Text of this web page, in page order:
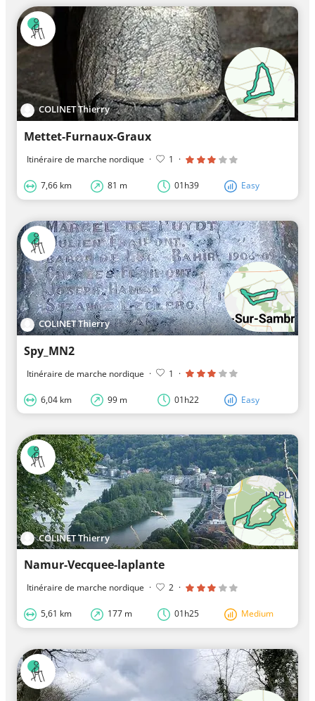
COLINET Thierry
Mettet-Furnaux-Graux
Itinéraire de marche nordique · 1 ·
7,66 km 81 m 01h39 Easy
COLINET Thierry
Spy_MN2
Itinéraire de marche nordique · 1 ·
6,04 km 99 m 01h22 Easy
COLINET Thierry
Namur-Vecquee-laplante
Itinéraire de marche nordique · 2 ·
5,61 km 177 m 01h25 Medium